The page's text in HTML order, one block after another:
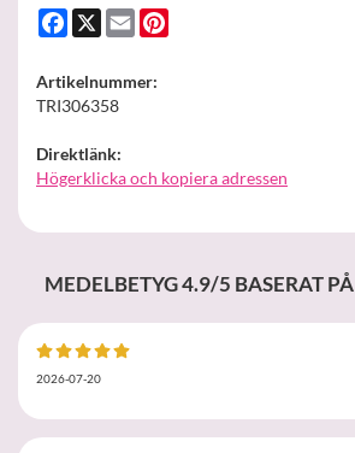
Facebook
X Email
Artikelnummer:
TRI306358
Direktlänk:
Högerklicka och kopiera adressen
MEDELBETYG4.9/5 BASERAT PÅ
2026-07-20